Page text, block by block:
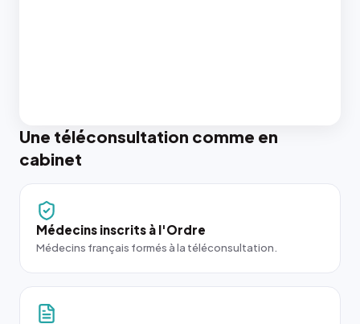
Une téléconsultation comme en
cabinet
Médecins inscrits à l'Ordre
Médecins français formés à la téléconsultation.